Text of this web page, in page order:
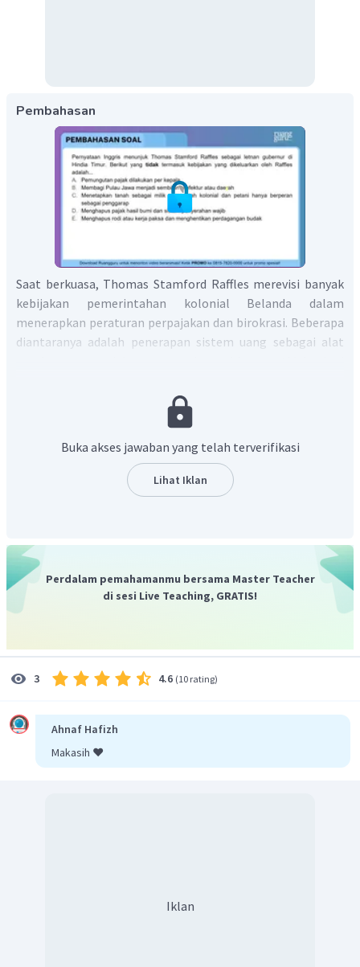
Pembahasan
Saat berkuasa, Thomas Stamford Raffles merevisi banyak
kebijakan pemerintahan kolonial Belanda dalam
menerapkan peraturan perpajakan dan birokrasi. Beberapa
diantaranya adalah penerapan sistem uang sebagai alat
penghapusan kerja rodi dan perbudakan seiring dengan
berkembangnya liberalisme di Inggris, penetapan sistem
menjadi 16 karesidenan yang masih berlaku di Indonesia
hingga sekitar tahun 1960-an.
Oleh karena itu, jawaban yang paling tepat adalah B.
Buka akses jawaban yang telah terverifikasi
Lihat Iklan
Perdalam pemahamanmu bersama Master Teacher
di sesi Live Teaching, GRATIS!
3 4.6 (10 rating)
Ahnaf Hafizh
Makasih ❤️
Iklan